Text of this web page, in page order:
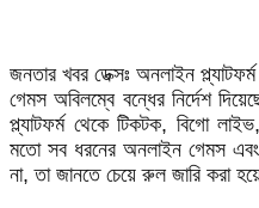
জনতার খবর ডেক্সঃ অনলাইন
গেমস অবিলম্বে বন্ধের নির্দেশ
প্ল্যাটফর্ম থেকে টিকটক, বিগো
মতো সব ধরনের অনলাইন গেমস এবং
না, তা জানতে চেয়ে রুল জারি করা